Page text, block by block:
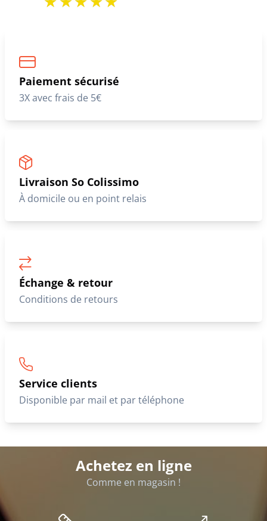
Paiement sécurisé
3X avec frais de 5€
Livraison So Colissimo
À domicile ou en point relais
Échange & retour
Conditions de retours
Service clients
Disponible par mail et par téléphone
Achetez en ligne
Comme en magasin !